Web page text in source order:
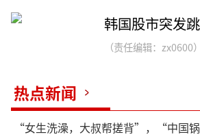
（责任编辑：zx0600）
热点新闻
“女生洗澡，大叔帮搓背”，“中国锅